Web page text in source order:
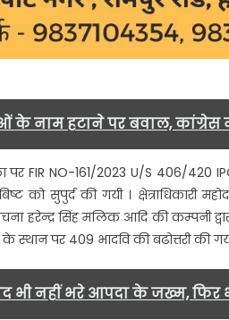
के नाम हटाने पर बवाल, कांग्रेस
पर FIR NO-161/2023 U/S 406/
को सुपुर्द की गयी । क्षेत्राधिकारी
हरेन्द्र सिंह मलिक आदि की
स्थान पर 409 भादवि की बढोत्तरी की
भी नहीं भरे आपदा के जख्म, फिर